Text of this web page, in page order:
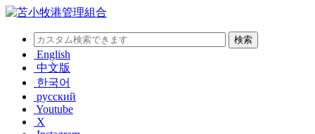
English
中文版
한국어
русский
Youtube
X